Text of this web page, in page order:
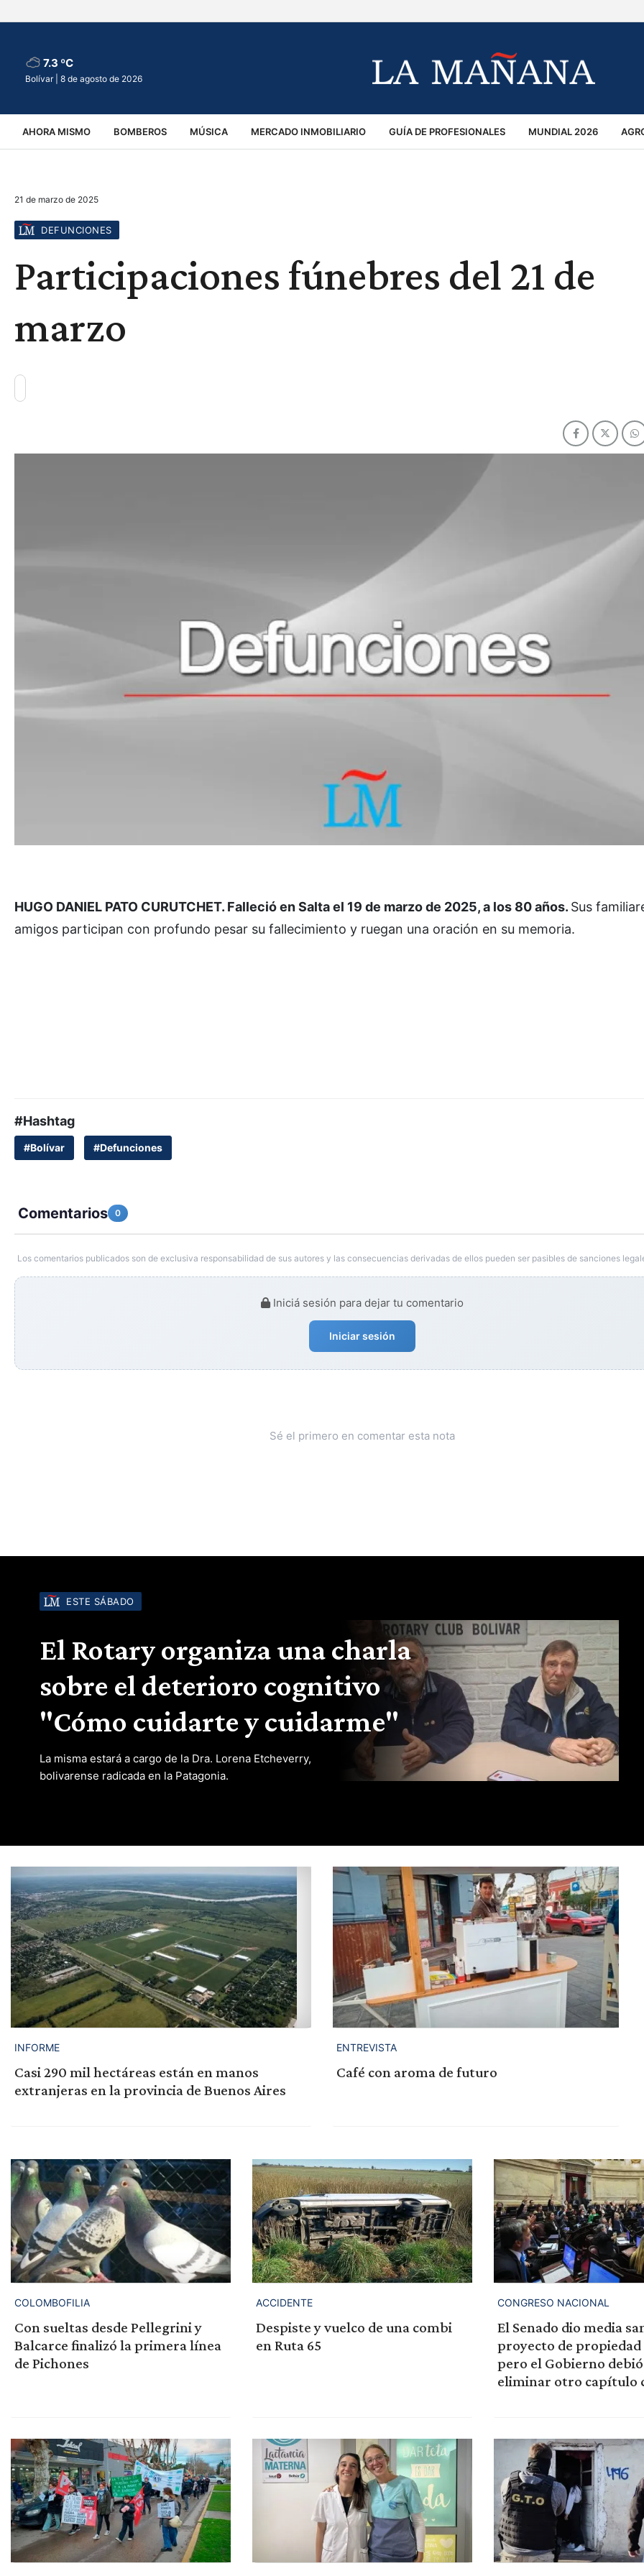
7.3 ºC
Bolívar | 8 de agosto de 2026
AHORA MISMO BOMBEROS MÚSICA MERCADO INMOBILIARIO GUÍA DE PROFESIONALES MUNDIAL 2026
VIRALES ACCIDENTES
21 de marzo de 2025
DEFUNCIONES
Participaciones fúnebres del 21 de
marzo
HUGO DANIEL PATO CURUTCHET. Falleció en Salta el 19 de marzo de 2025, a los 80 años. Sus
amigos participan con profundo pesar su fallecimiento y ruegan una oración en su memoria.
#Hashtag
#Bolívar #Defunciones
Comentarios 0
Los comentarios publicados son de exclusiva responsabilidad de sus autores y las consecuencias derivadas de ellos pueden ser pasibles de sanciones
Iniciá sesión para dejar tu comentario
Iniciar sesión
Sé el primero en comentar esta nota
ESTE SÁBADO
El Rotary organiza una charla
sobre el deterioro cognitivo
"Cómo cuidarte y cuidarme"
La misma estará a cargo de la Dra. Lorena Etcheverry,
bolivarense radicada en la Patagonia.
INFORME
Casi 290 mil hectáreas están en manos
extranjeras en la provincia de Buenos Aires
ENTREVISTA
Café con aroma de futuro
COLOMBOFILIA
Con sueltas desde Pellegrini y
Balcarce finalizó la primera línea
de Pichones
ACCIDENTE
Despiste y vuelco de una combi
en Ruta 65
CONGRESO NACIONAL
El Senado dio media
proyecto de
pero el Gobierno
eliminar otro capítulo